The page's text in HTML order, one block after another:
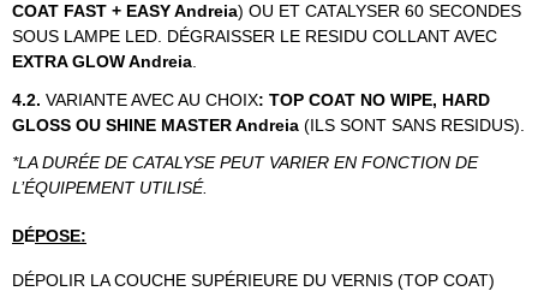
COAT FAST + EASY Andreia) OU ET CATALYSER 60 SECONDES
SOUS LAMPE LED. DÉGRAISSER LE RESIDU COLLANT AVEC
EXTRA GLOW Andreia.
4.2. VARIANTE AVEC AU CHOIX: TOP COAT NO WIPE, HARD
GLOSS OU SHINE MASTER Andreia (ILS SONT SANS RESIDUS).
*LA DURÉE DE CATALYSE PEUT VARIER EN FONCTION DE
L’ÉQUIPEMENT UTILISÉ.
DÉPOSE:
DÉPOLIR LA COUCHE SUPÉRIEURE DU VERNIS (TOP COAT)